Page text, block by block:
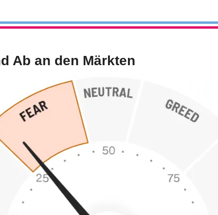
Ab an den Märkten